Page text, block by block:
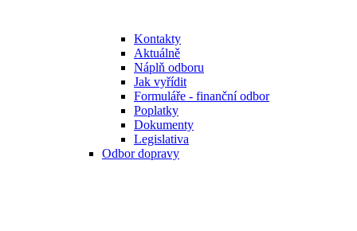
Kontakty
Aktuálně
Náplň odboru
Jak vyřídit
Formuláře - finanční odbor
Poplatky
Dokumenty
Legislativa
Odbor dopravy